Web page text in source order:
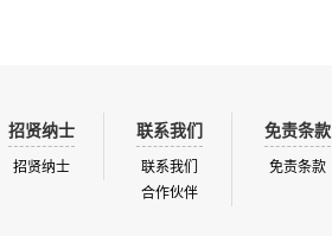
招贤纳士
招贤纳士
联系我们
联系我们
合作伙伴
免责条款
免责条款